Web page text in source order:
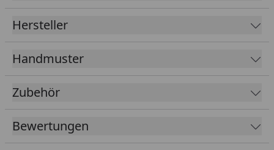
Hersteller
Handmuster
Zubehör
Bewertungen